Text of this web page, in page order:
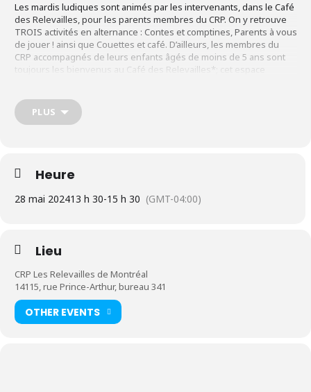
Les mardis ludiques sont animés par les intervenants, dans le Café
des Relevailles, pour les parents membres du CRP. On y retrouve
TROIS activités en alternance : Contes et comptines, Parents à vous
de jouer ! ainsi que Couettes et café. D’ailleurs, les membres du
CRP accompagnés de leurs enfants âgés de moins de 5 ans sont
toujours les bienvenus au Café des Relevailles*; cet espace
endroit approprié à la réalité avec bébé !
Au Café des Relevailles
Une activité chaque mardi, dès 13 h 30 et prend fin au
maximum à 15 h 30.
PLUS
Heure
28 mai 202413 h 30-15 h 30 (GMT-04:00)
Lieu
CRP Les Relevailles de Montréal
14115, rue Prince-Arthur, bureau 341
OTHER EVENTS